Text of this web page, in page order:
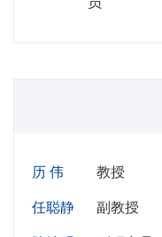
历 伟 教授
任聪静 副教授